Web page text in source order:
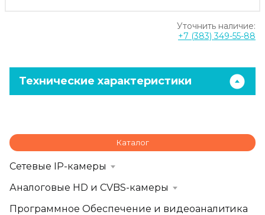
Уточнить наличие:
+7 (383) 349-55-88
Технические характеристики
Каталог
Сетевые IP-камеры
Аналоговые HD и CVBS-камеры
Программное Обеспечение и видеоаналитика